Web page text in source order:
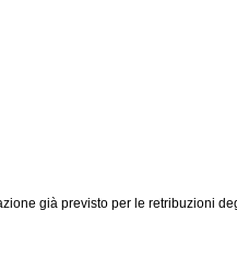
già previsto per le retribuzioni